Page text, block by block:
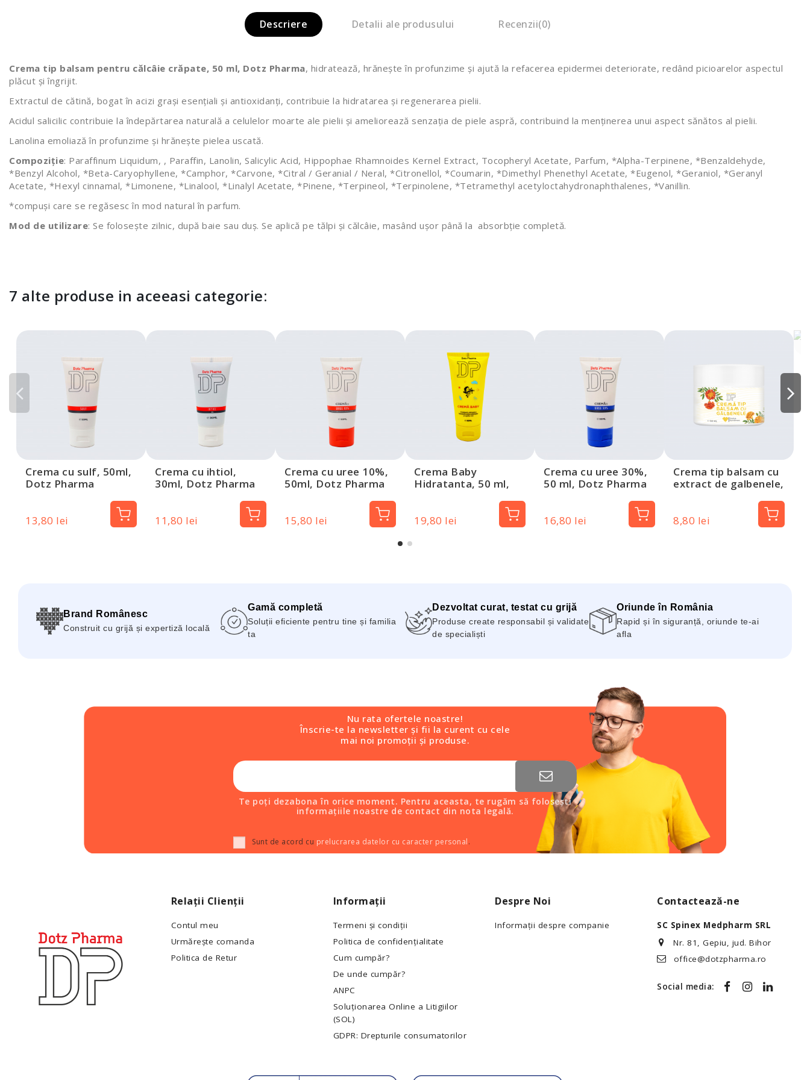
Descriere Detalii ale produsului Recenzii(0)
Crema tip balsam pentru călcâie crăpate, 50 ml, Dotz Pharma, hidratează, hrănește în profunzime și ajută la refacerea epidermei deteriorate, redând picioarelor aspectul
plăcut și îngrijit.
Extractul de cătină, bogat în acizi grași esențiali și antioxidanți, contribuie la hidratarea și regenerarea pielii.
Acidul salicilic contribuie la îndepărtarea naturală a celulelor moarte ale pielii și ameliorează senzația de piele aspră, contribuind la menținerea unui aspect sănătos al pielii.
Lanolina emoliază în profunzime și hrănește pielea uscată.
Compoziție: Paraffinum Liquidum, , Paraffin, Lanolin, Salicylic Acid, Hippophae Rhamnoides Kernel Extract, Tocopheryl Acetate, Parfum, *Alpha-Terpinene, *Benzaldehyde,
*Benzyl Alcohol, *Beta-Caryophyllene, *Camphor, *Carvone, *Citral / Geranial / Neral, *Citronellol, *Coumarin, *Dimethyl Phenethyl Acetate, *Eugenol, *Geraniol, *Geranyl
Acetate, *Hexyl cinnamal, *Limonene, *Linalool, *Linalyl Acetate, *Pinene, *Terpineol, *Terpinolene, *Tetramethyl acetyloctahydronaphthalenes, *Vanillin.
*compuși care se regăsesc în mod natural în parfum.
Mod de utilizare: Se foloseşte zilnic, după baie sau duş. Se aplică pe tălpi şi călcâie, masând uşor până la absorbţie completă.
7 alte produse in aceeasi categorie:
Crema cu sulf, 50ml,
Dotz Pharma
13,80 lei
Crema cu ihtiol,
30ml, Dotz Pharma
11,80 lei
Crema cu uree 10%,
50ml, Dotz Pharma
15,80 lei
Crema Baby
Hidratanta, 50 ml,
19,80 lei
Crema cu uree 30%,
50 ml, Dotz Pharma
16,80 lei
Crema tip balsam cu
extract de galbenele,
8,80 lei
Brand Românesc
Construit cu grijă și expertiză locală
Gamă completă
Soluții eficiente pentru tine și familia
ta
Dezvoltat curat, testat cu grijă
Produse create responsabil și validate
de specialiști
Oriunde în România
Rapid și în siguranță, oriunde te-ai
afla
Nu rata ofertele noastre!
Înscrie-te la newsletter și fii la curent cu cele
mai noi promoții și produse.
Te poți dezabona în orice moment. Pentru aceasta, te rugăm să folosești
informațiile noastre de contact din nota legală.
Sunt de acord cu prelucrarea datelor cu caracter personal.
Relații Clienții
Contul meu
Urmărește comanda
Politica de Retur
Informații
Termeni și condiții
Politica de confidențialitate
Cum cumpăr?
De unde cumpăr?
ANPC
Soluționarea Online a Litigiilor
(SOL)
GDPR: Drepturile consumatorilor
Despre Noi
Informații despre companie
Contactează-ne
SC Spinex Medpharm SRL
Nr. 81, Gepiu, jud. Bihor
office@dotzpharma.ro
Social media: